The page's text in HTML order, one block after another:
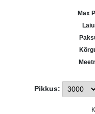
Max
Pikkus: